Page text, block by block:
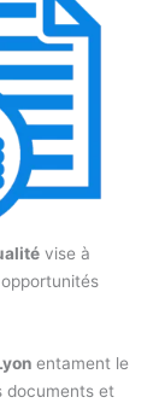
vise à
entament le
documents et